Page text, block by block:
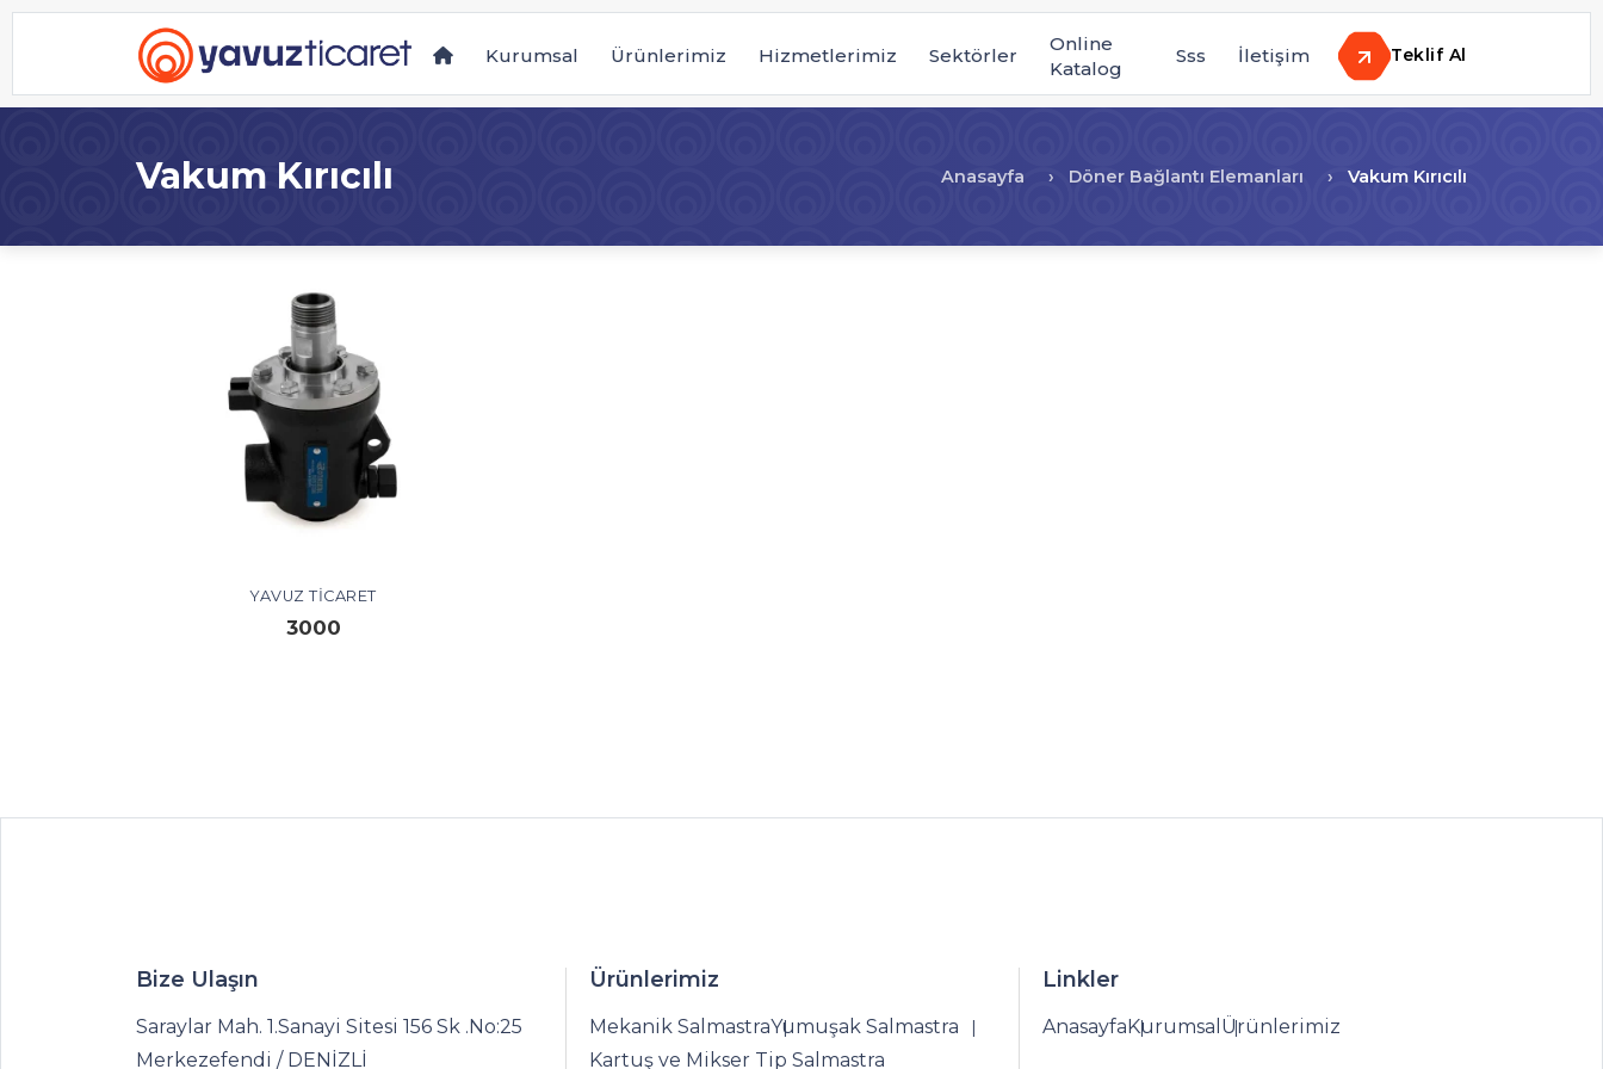
Kurumsal Ürünlerimiz Hizmetlerimiz Sektörler
Online
Katalog
Sss İletişim Teklif Al
Vakum Kırıcılı Anasayfa Döner Bağlantı Elemanları Vakum Kırıcılı
YAVUZ TICARET
3000
Bize Ulaşın
Saraylar Mah. 1.Sanayi Sitesi 156 Sk .No:25
Merkezefendi / DENİZLİ
Ürünlerimiz
Mekanik SalmastraYumuşak Salmastra
Kartuş ve Mikser Tip Salmastra
Linkler
AnasayfaKurumsal Ürünlerimiz